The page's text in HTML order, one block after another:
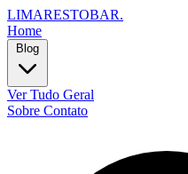
LIMARESTOBAR.
Home
Ver Tudo Geral
Sobre Contato